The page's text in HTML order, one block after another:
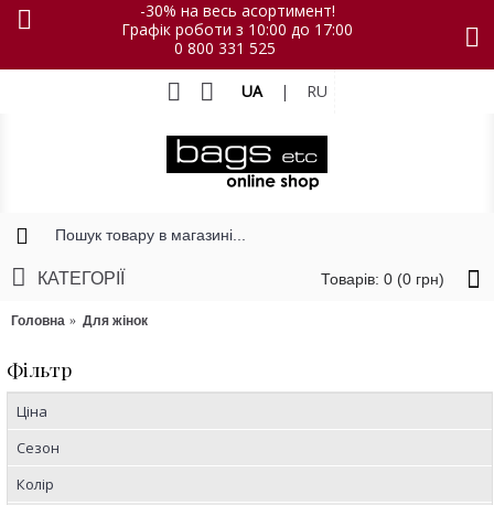
-30% на весь асортимент!
Графік роботи з 10:00 до 17:00
0 800 331 525
UA | RU
Товарів: 0 (0 грн)
КАТЕГОРІЇ
Головна Для жінок
Фільтр
Ціна
Сезон
Колір